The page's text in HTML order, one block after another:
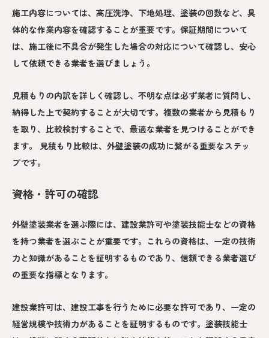
施工内容については、高圧洗浄、下地処理、塗装の回数など、具
体的な作業内容を確認することが重要です。保証期間について
は、施工後に不具合が発生した場合の対応について確認し、安心
して依頼できる業者を選びましょう。
見積もりの内訳を詳しく確認し、不明な点は必ず業者に質問し、
納得した上で契約することが大切です。複数の業者から見積もり
を取り、比較検討することで、最適な業者を見つけることができ
ます。 見積もり比較は、外壁塗装の成功に繋がる重要なステッ
プです。
資格・許可の確認
外壁塗装業者を選ぶ際には、建設業許可や塗装技能士などの資格
を持つ業者を選ぶことが重要です。これらの資格は、一定の技術
力と知識があることを証明するものであり、信頼できる業者選び
の重要な指標となります。
建設業許可は、建設工事を行うために必要な許可であり、一定の
経営規模や技術力があることを証明するものです。塗装技能士